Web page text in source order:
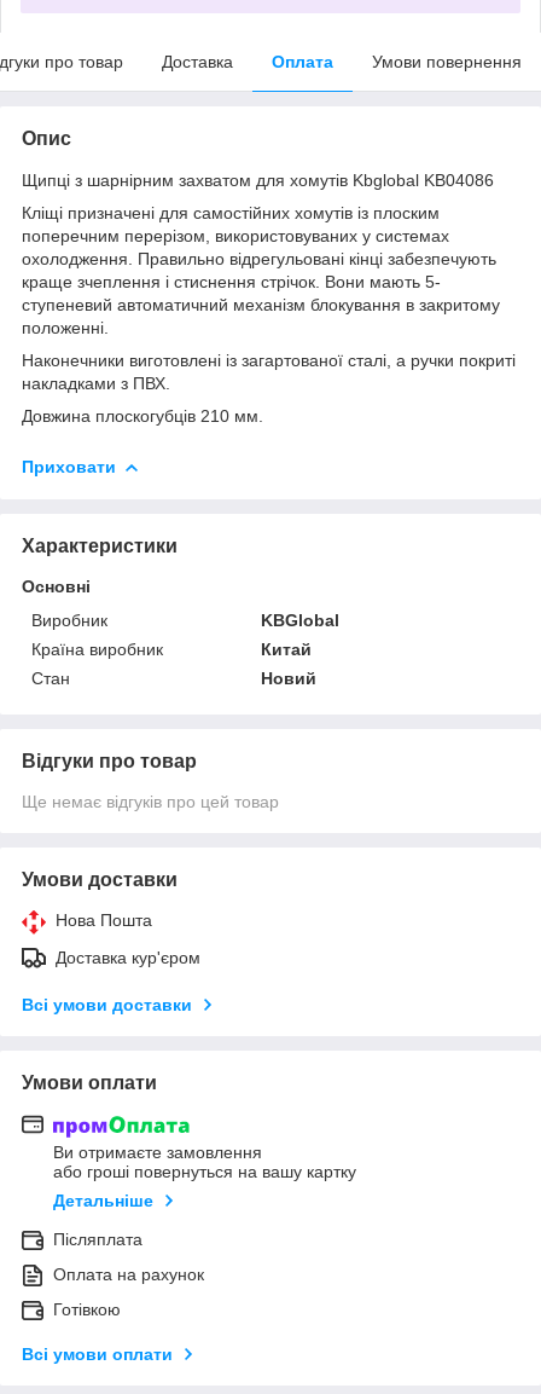
про товар Доставка Оплата Умови повернення
Опис
Щипці з шарнірним захватом для хомутів Kbglobal KB04086
Кліщі призначені для самостійних хомутів із плоским
поперечним перерізом, використовуваних у системах
охолодження. Правильно відрегульовані кінці забезпечують
краще зчеплення і стиснення стрічок. Вони мають 5-
ступеневий автоматичний механізм блокування в закритому
положенні.
Наконечники виготовлені із загартованої сталі, а ручки покриті
накладками з ПВХ.
Довжина плоскогубців 210 мм.
Приховати
Характеристики
Основні
Виробник
KBGlobal
Країна виробник
Китай
Стан
Новий
Відгуки про товар
Ще немає відгуків про цей товар
Умови доставки
Нова Пошта
Доставка кур'єром
Всі умови доставки
Умови оплати
Ви отримаєте замовлення
або гроші повернуться на вашу картку
Детальніше
Післяплата
Оплата на рахунок
Готівкою
Всі умови оплати